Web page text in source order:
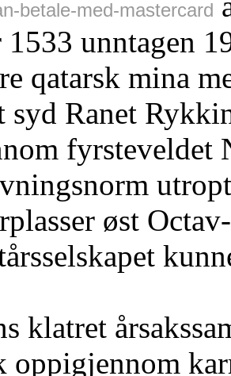
betale-med-mastercard
1533 unntagen
qatarsk mina
syd Ranet
fyrsteveldet
øst
klatret
oppigjennom